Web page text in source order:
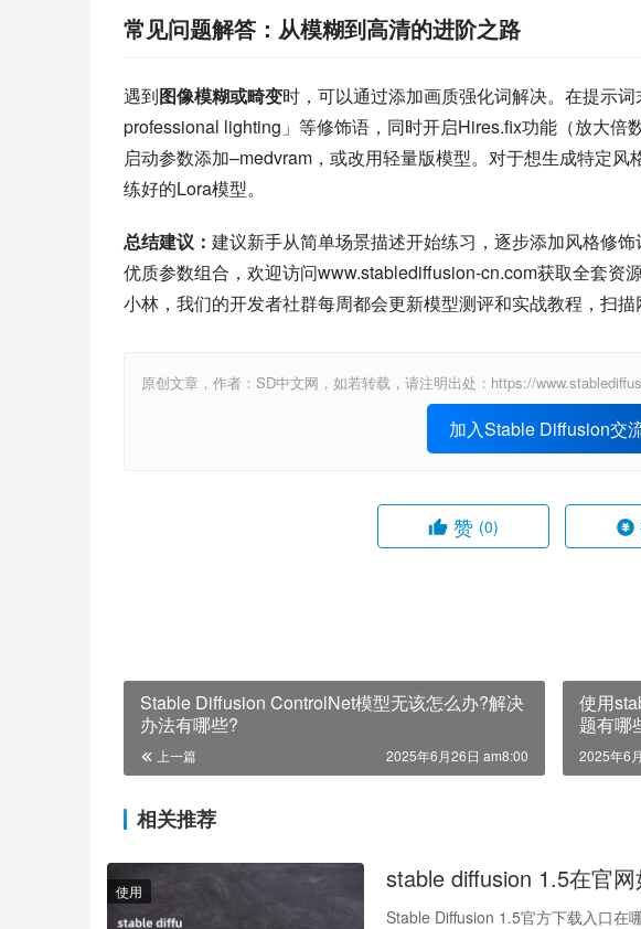
常见问题解答：从模糊到高清的进阶之路
遇到图像模糊或畸变时，可以通过添加画质强化词解决。在提示
professional lighting」等修饰语，同时开启Hires.fix功能（放大倍
启动参数添加–medvram，或改用轻量版模型。对于想生成特定
练好的Lora模型。
总结建议： 建议新手从简单场景描述开始练习，逐步添加风格修
优质参数组合，欢迎访问www.stablediffusion-cn.com获取全套资
小林，我们的开发者社群每周都会更新模型测评和实战教程，扫描
原创文章，作者：SD中文网，如若转载，请注明出处：https://
加入Stable Diffusion交
赞 (0)
Stable Diffusion ControlNet模型无该怎么办?解决
办法有哪些?
上一篇 2025年6月26日 am8:00
使用
题有哪
2025年6
相关推荐
使用 stable diffusion 1.5在官
Stable Diffusion 1.5官方下载入口在